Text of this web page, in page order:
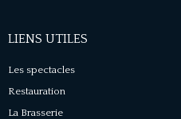
LIENS UTILES
Les spectacles
Restauration
La Brasserie